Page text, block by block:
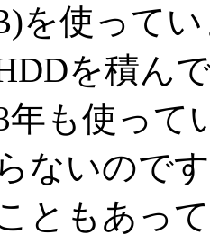
を使って
を積ん
年も使って
ないので
ともあっ